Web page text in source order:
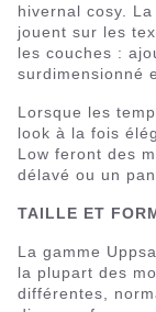
hivernal cosy.
jouent sur les
les couches :
surdimensionné
Lorsque les
look à la fois
Low feront des
délavé ou un
TAILLE ET
La gamme
la plupart des
différentes,